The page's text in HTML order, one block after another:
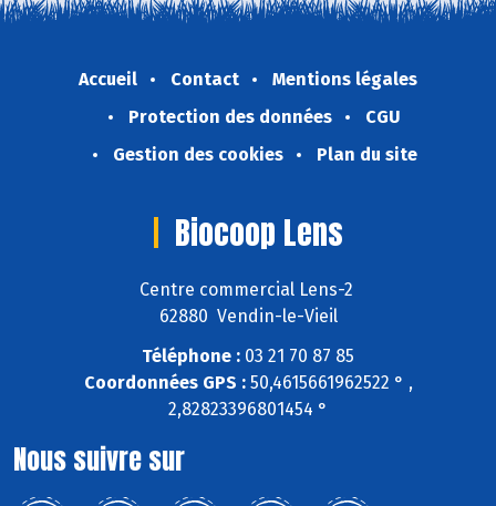
Accueil Contact
Mentions légales
Protection des données
CGU
Gestion des cookies
Plan du site
Biocoop Lens
Centre commercial Lens-2
62880 Vendin-le-Vieil
Téléphone : 03 21 70 87 85
Coordonnées GPS :50,4615661962522 ° ,
2,82823396801454 °
Nous suivre sur